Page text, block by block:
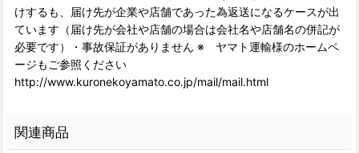
けするも、届け先が企業や店舗であった為返送になるケースが出
ています（届け先が会社や店舗の場合は会社名や店舗名の併記が
必要です）・事故保証がありません ※ ヤマト運輸様のホームペ
ージもご参照ください
http://www.kuronekoyamato.co.jp/mail/mail.html
関連商品